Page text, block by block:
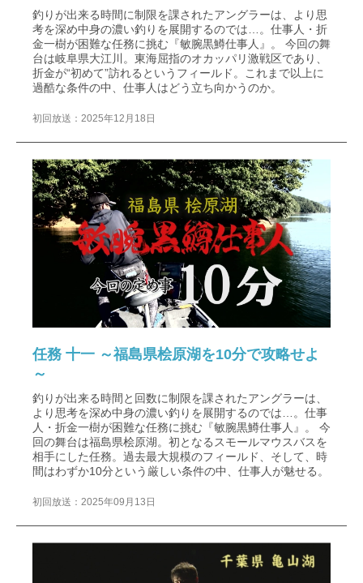
釣りが出来る時間に制限を課されたアングラーは、より思
考を深め中身の濃い釣りを展開するのでは…。仕事人・折
金一樹が困難な任務に挑む『敏腕黒鱒仕事人』。 今回の舞
台は岐阜県大江川。東海屈指のオカッパリ激戦区であり、
折金が“初めて”訪れるというフィールド。これまで以上に
過酷な条件の中、仕事人はどう立ち向かうのか。
初回放送：2025年12月18日
任務 十一 ～福島県桧原湖を10分で攻略せよ
～
釣りが出来る時間と回数に制限を課されたアングラーは、
より思考を深め中身の濃い釣りを展開するのでは…。仕事
人・折金一樹が困難な任務に挑む『敏腕黒鱒仕事人』。 今
回の舞台は福島県桧原湖。初となるスモールマウスバスを
相手にした任務。過去最大規模のフィールド、そして、時
間はわずか10分という厳しい条件の中、仕事人が魅せる。
初回放送：2025年09月13日